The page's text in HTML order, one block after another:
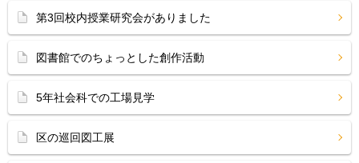
第3回校内授業研究会がありました
図書館でのちょっとした創作活動
5年社会科での工場見学
区の巡回図工展